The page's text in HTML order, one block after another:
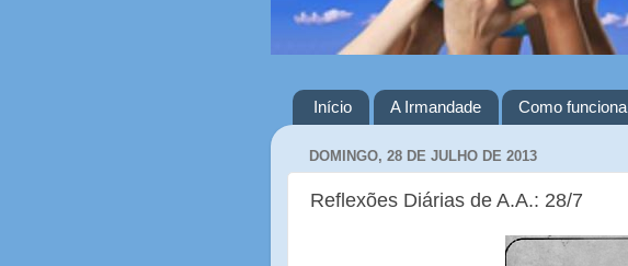
Início A Irmandade Como funciona
DOMINGO, 28 DE JULHO DE 2013
Reflexões Diárias de A.A.: 28/7